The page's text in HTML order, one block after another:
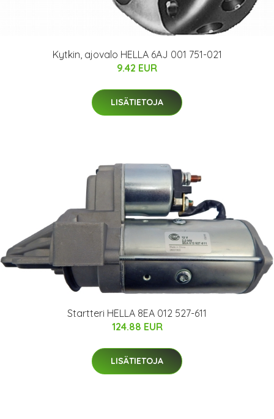
Kytkin, ajovalo HELLA 6AJ 001 751-021
9.42 EUR
LISÄTIETOJA
Startteri HELLA 8EA 012 527-611
124.88 EUR
LISÄTIETOJA